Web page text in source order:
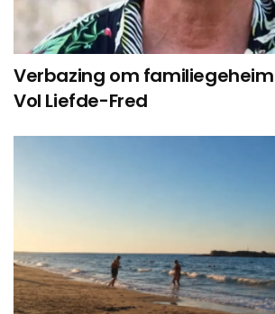
Verbazing om familiegeheim
Vol Liefde-Fred